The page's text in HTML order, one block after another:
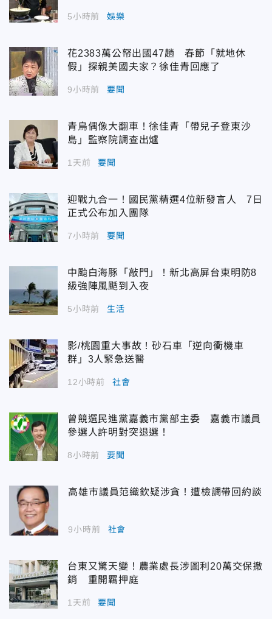
5小時前 娛樂
花2383萬公帑出國47趟 春節「就地休
假」探親美國夫家？徐佳青回應了
9小時前 要聞
青鳥偶像大翻車！徐佳青「帶兒子登東沙
島」監察院調查出爐
1天前 要聞
迎戰九合一！國民黨精選4位新發言人 7日
正式公布加入團隊
7小時前 要聞
中颱白海豚「敲門」！新北高屏台東明防8
級強陣風颳到入夜
5小時前 生活
影/桃園重大事故！砂石車「逆向衝機車
群」3人緊急送醫
12小時前 社會
曾競選民進黨嘉義市黨部主委 嘉義市議員
參選人許明對突退選！
8小時前 要聞
高雄市議員范織欽疑涉貪！遭檢調帶回約談
9小時前 社會
台東又驚天變！農業處長涉圖利20萬交保撤
銷 重開羈押庭
1天前 要聞